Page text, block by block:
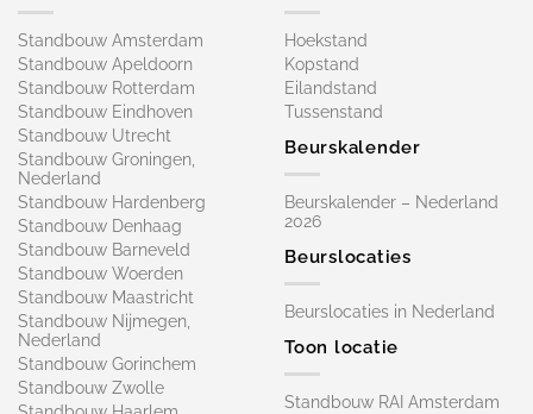
Standbouw Amsterdam
Standbouw Apeldoorn
Standbouw Rotterdam
Standbouw Eindhoven
Standbouw Utrecht
Standbouw Groningen,
Nederland
Standbouw Hardenberg
Standbouw Denhaag
Standbouw Barneveld
Standbouw Woerden
Standbouw Maastricht
Standbouw Nijmegen,
Nederland
Standbouw Gorinchem
Standbouw Zwolle
Hoekstand
Kopstand
Eilandstand
Tussenstand
Beurskalender
Beurskalender – Nederland
2026
Beurslocaties
Beurslocaties in Nederland
Toon locatie
Standbouw RAI Amsterdam